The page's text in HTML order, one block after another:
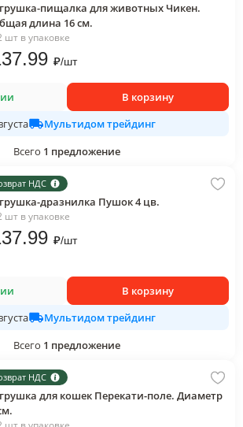
пищалка для животных Чикен.
длина 16 см.
шт в упаковке
.99 ₽/шт
В корзину
Мультидом трейдинг
Всего 1 предложение
НДС
дразнилка Пушок 4 цв.
шт в упаковке
.99 ₽/шт
В корзину
Мультидом трейдинг
Всего 1 предложение
НДС
для кошек Перекати-поле. Диаметр